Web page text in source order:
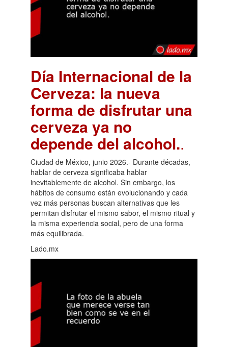
Día Internacional de la
Cerveza: la nueva
forma de disfrutar una
cerveza ya no
depende del alcohol..
Ciudad de México, junio 2026.- Durante décadas,
hablar de cerveza significaba hablar
inevitablemente de alcohol. Sin embargo, los
hábitos de consumo están evolucionando y cada
vez más personas buscan alternativas que les
permitan disfrutar el mismo sabor, el mismo ritual y
la misma experiencia social, pero de una forma
más equilibrada.
Lado.mx